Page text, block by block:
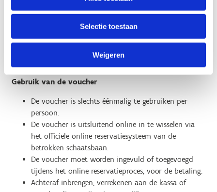
Selectie toestaan
Weigeren
bij aankoop van één betalend schaatsticket.
De voucher is niet inwisselbaar voor geld of andere
Eventuele extra’s zoals schaatshuur,
begeleidingskosten of lockers zijn niet inbegrepen,
Gebruik van de voucher
De voucher is slechts éénmalig te gebruiken per
persoon.
De voucher is uitsluitend online in te wisselen via
het officiële online reservatiesysteem van de
betrokken schaatsbaan.
De voucher moet worden ingevuld of toegevoegd
tijdens het online reservatieproces, voor de betaling.
Achteraf inbrengen, verrekenen aan de kassa of